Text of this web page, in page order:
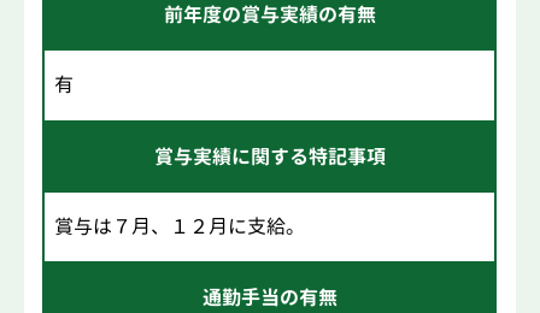
前年度の賞与実績の有無
有
賞与実績に関する特記事項
賞与は７月、１２月に支給。
通勤手当の有無